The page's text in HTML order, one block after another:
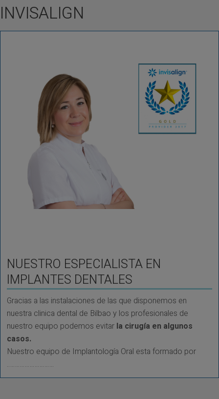
INVISALIGN
NUESTRO ESPECIALISTA EN
IMPLANTES DENTALES
Gracias a las instalaciones de las que disponemos en
nuestra clinica dental de Bilbao y los profesionales de
nuestro equipo podemos evitar la cirugía en algunos
casos.
Nuestro equipo de Implantología Oral esta formado por
………………………..